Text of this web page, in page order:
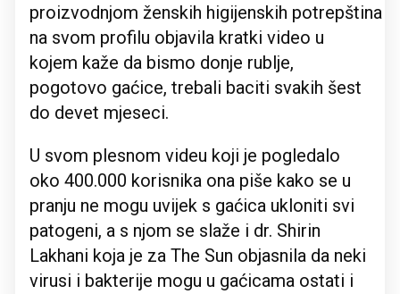
proizvodnjom ženskih higijenskih potrepština
na svom profilu objavila kratki video u
kojem kaže da bismo donje rublje,
pogotovo gaćice, trebali baciti svakih šest
do devet mjeseci.
U svom plesnom videu koji je pogledalo
oko 400.000 korisnika ona piše kako se u
pranju ne mogu uvijek s gaćica ukloniti svi
patogeni, a s njom se slaže i dr. Shirin
Lakhani koja je za The Sun objasnila da neki
virusi i bakterije mogu u gaćicama ostati i